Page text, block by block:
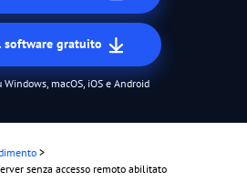
software gratuito
macOS, iOS e Android
>
senza accesso remoto abilitato